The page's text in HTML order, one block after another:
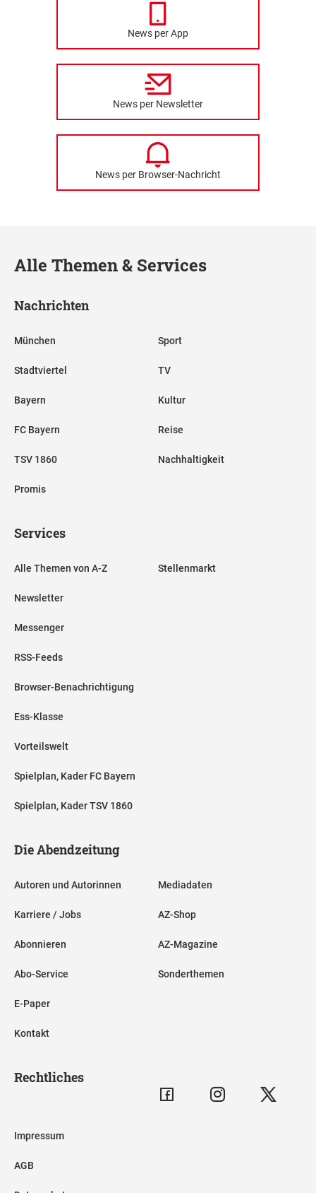
News per App
News per Newsletter
News per Browser-Nachricht
Alle Themen & Services
Nachrichten
München
Stadtviertel
Bayern
FC Bayern
TSV 1860
Promis
Sport
TV
Kultur
Reise
Nachhaltigkeit
Services
Alle Themen von A-Z
Newsletter
Messenger
RSS-Feeds
Browser-Benachrichtigung
Ess-Klasse
Vorteilswelt
Spielplan, Kader FC Bayern
Spielplan, Kader TSV 1860
Stellenmarkt
Die Abendzeitung
Autoren und Autorinnen
Karriere / Jobs
Abonnieren
Abo-Service
E-Paper
Kontakt
Mediadaten
AZ-Shop
AZ-Magazine
Sonderthemen
Rechtliches
Impressum
AGB